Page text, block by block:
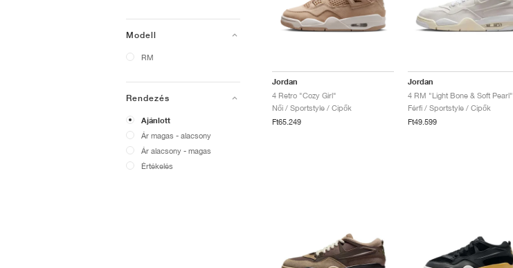
Modell
RM
Rendezés
Ajánlott
Ár magas - alacsony
Ár alacsony - magas
Értékelés
Jordan
4 Retro "Cozy Girl"
Női / Sportstyle / Cipők
Ft65.249
Jordan
4 RM "Light Bone & Soft Pearl"
Férfi / Sportstyle / Cipők
Ft49.599